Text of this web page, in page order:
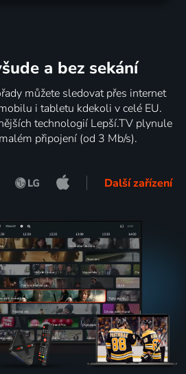
a bez sekání
můžete sledovat přes internet
i tabletu kdekoli v celé EU.
technologií Lepší.TV plynule
připojení (od 3 Mb/s).
Další zařízení